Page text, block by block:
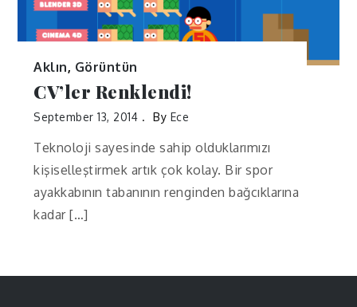
Aklın, Görüntün
CV’ler Renklendi!
September 13, 2014 By Ece
Teknoloji sayesinde sahip olduklarımızı
kişiselleştirmek artık çok kolay. Bir spor
ayakkabının tabanının renginden bağcıklarına
kadar […]